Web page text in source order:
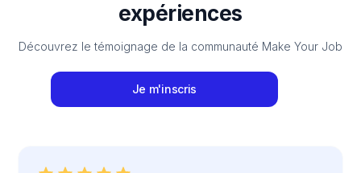
expériences
Découvrez le témoignage de la communauté Make Your Job
Je m'inscris